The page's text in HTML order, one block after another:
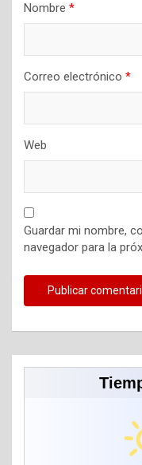
Nombre *
Correo electrónico *
Web
Guardar mi nombre,
navegador para la